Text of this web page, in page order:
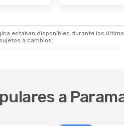
Paramaribo
- Ciudad De México
estaban disponibles durante los
a cambios.
a